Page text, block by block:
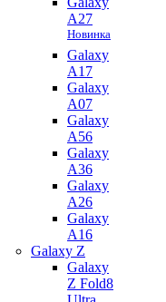
A27
Новинка
Galaxy
A17
Galaxy
A07
Galaxy
A56
Galaxy
A36
Galaxy
A26
Galaxy
A16
Galaxy Z
Galaxy
Z Fold8